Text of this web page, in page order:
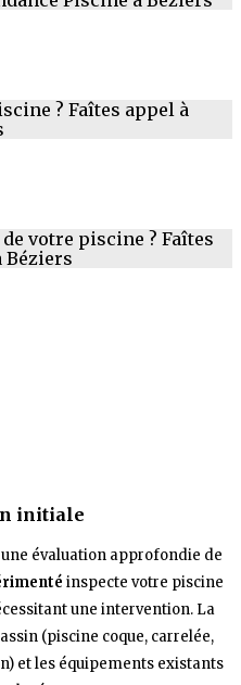
? Faîtes appel à
votre piscine ? Faîtes
Béziers
initiale
évaluation approfondie de
inspecte votre piscine
une intervention. La
(piscine coque, carrelée,
et les équipements existants